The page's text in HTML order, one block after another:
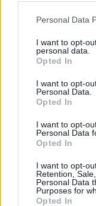
negar su
de su
rechazar tal
cualquier momento
visitando nuestra
Personal Data
I want to opt-
personal data.
Opted In
I want to opt-
Personal Data.
Opted In
I want to opt-
Personal Data
Opted In
I want to opt-
Retention,
Personal Data
Purposes for
Opted In